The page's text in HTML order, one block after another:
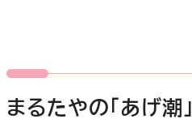
まるたやの「あげ潮」